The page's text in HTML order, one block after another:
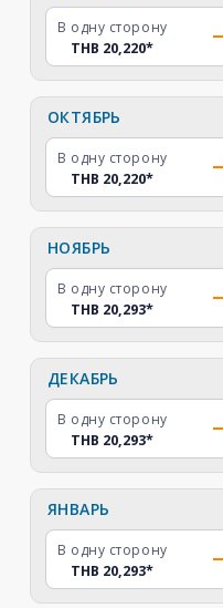
В одну сторону
THB 20,220*
ОКТЯБРЬ
В одну сторону
THB 20,220*
НОЯБРЬ
В одну сторону
THB 20,293*
ДЕКАБРЬ
В одну сторону
THB 20,293*
ЯНВАРЬ
В одну сторону
THB 20,293*